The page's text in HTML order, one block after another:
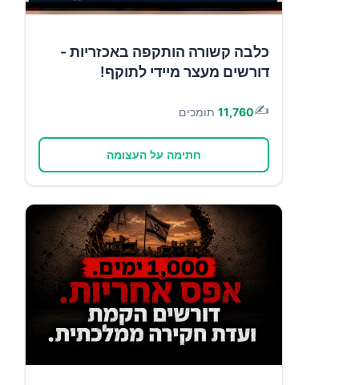
כלבה קשורה הותקפה באכזריות -
דורשים מעצר מיידי לתוקף!
✍️
11,760 תומכים
חתימה על העצומה